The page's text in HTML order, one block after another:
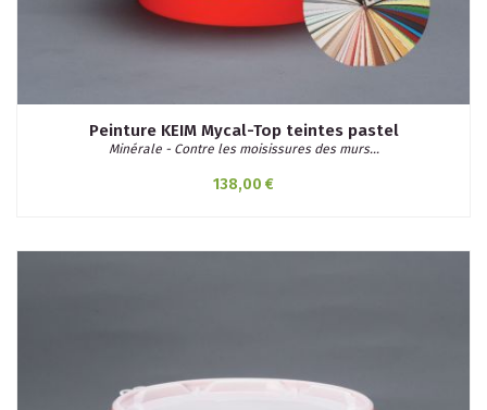
Peinture KEIM Mycal-Top teintes pastel
Minérale - Contre les moisissures des murs...
138,00 €